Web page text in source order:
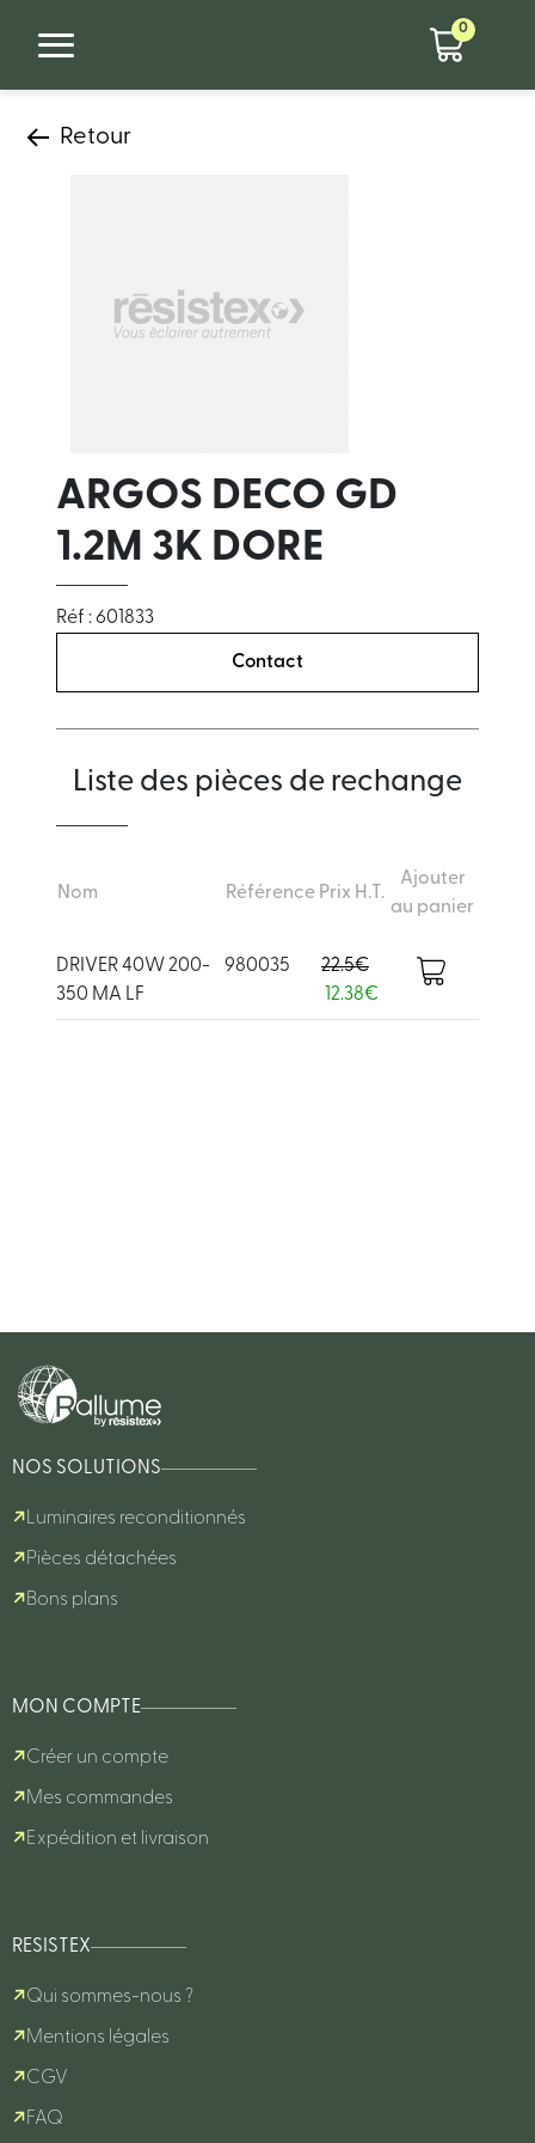
0
Retour
ARGOS DECO GD
1.2M 3K DORE
Réf : 601833
Contact
Liste des pièces de rechange
Nom Référence Prix H.T.
Ajouter
au panier
DRIVER 40W 200-
350 MA LF
980035
22.5€
12.38€
NOS SOLUTIONS
Luminaires reconditionnés
Pièces détachées
Bons plans
MON COMPTE
Créer un compte
Mes commandes
Expédition et livraison
RESISTEX
Qui sommes-nous ?
Mentions légales
CGV
FAQ